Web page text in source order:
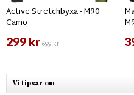
Active Stretchbyxa - M90
Camo
299 kr699 kr
Vi tipsar om